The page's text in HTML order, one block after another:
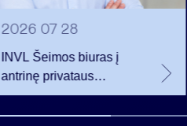
2026 07 28
INVL Šeimos biuras į
antrinę privataus
kapitalo rinką
investuojantį fondą